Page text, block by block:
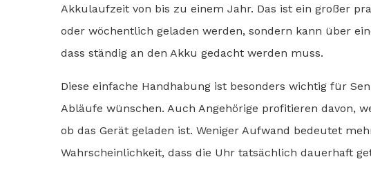
Akkulaufzeit von bis zu einem Jahr. Das ist ein großer
oder wöchentlich geladen werden, sondern kann über
dass ständig an den Akku gedacht werden muss.
Diese einfache Handhabung ist besonders wichtig für
Abläufe wünschen. Auch Angehörige profitieren davon,
ob das Gerät geladen ist. Weniger Aufwand bedeutet
Wahrscheinlichkeit, dass die Uhr tatsächlich dauerhaft